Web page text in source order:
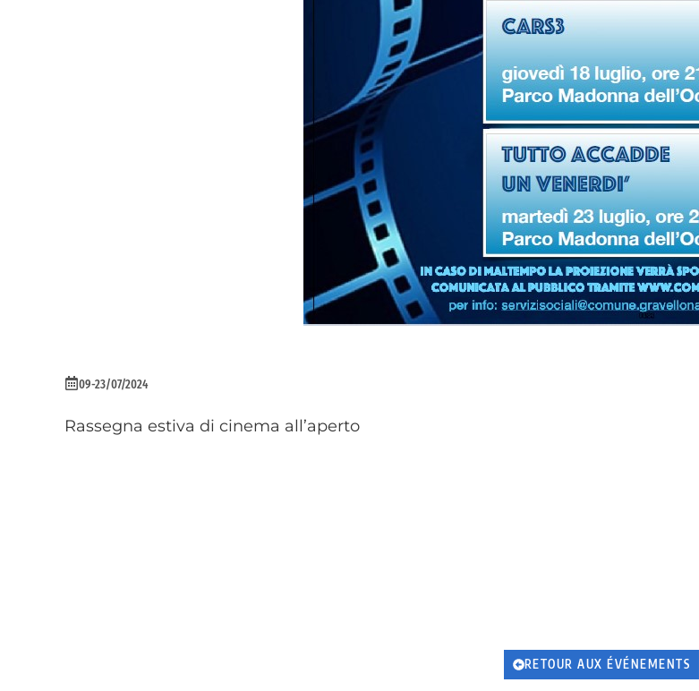
09-23/07/2024
Rassegna estiva di cinema all’aperto
RETOUR AUX ÉVÉNEMENTS